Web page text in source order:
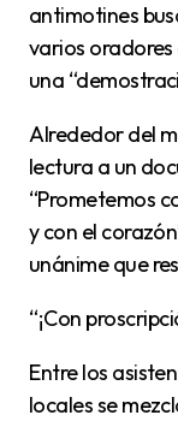
antimotines
varios
una
Alrededor del mediodía, los organizadores dieron
lectura a un
“Prometemos
y con el
unánime que
“¡Con
Entre los asistentes, simpatizantes y referentes
locales se